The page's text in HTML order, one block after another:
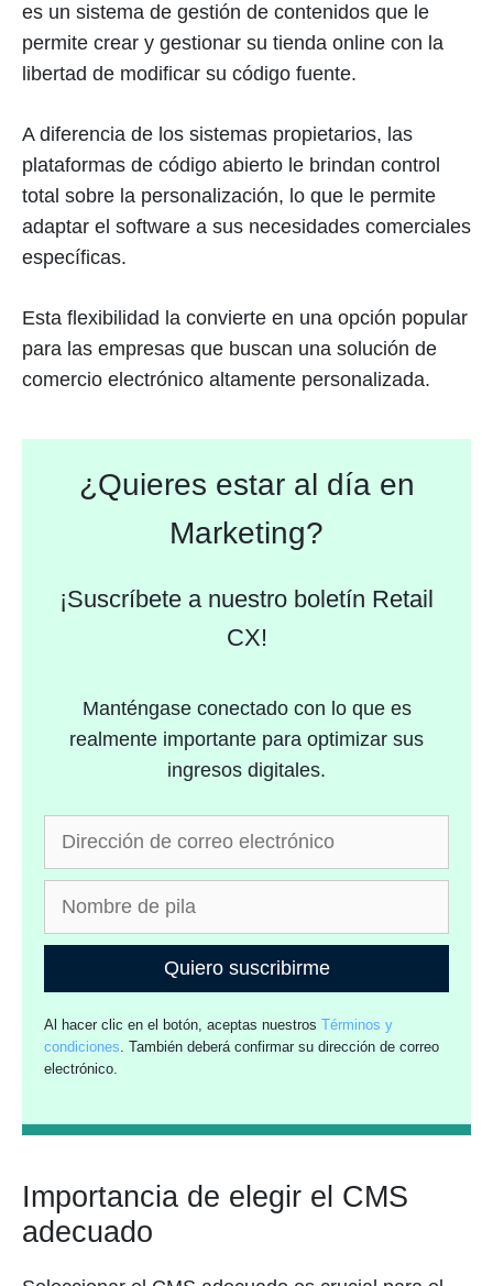
es un sistema de gestión de contenidos que le
permite crear y gestionar su tienda online con la
libertad de modificar su código fuente.
A diferencia de los sistemas propietarios, las
plataformas de código abierto le brindan control
total sobre la personalización, lo que le permite
adaptar el software a sus necesidades comerciales
específicas.
Esta flexibilidad la convierte en una opción popular
para las empresas que buscan una solución de
comercio electrónico altamente personalizada.
¿Quieres estar al día en
Marketing?
¡Suscríbete a nuestro boletín Retail
CX!
Manténgase conectado con lo que es
realmente importante para optimizar sus
ingresos digitales.
Quiero suscribirme
Al hacer clic en el botón, aceptas nuestrosTérminos y
condiciones. También deberá confirmar su dirección de correo
electrónico.
Importancia de elegir el CMS
adecuado